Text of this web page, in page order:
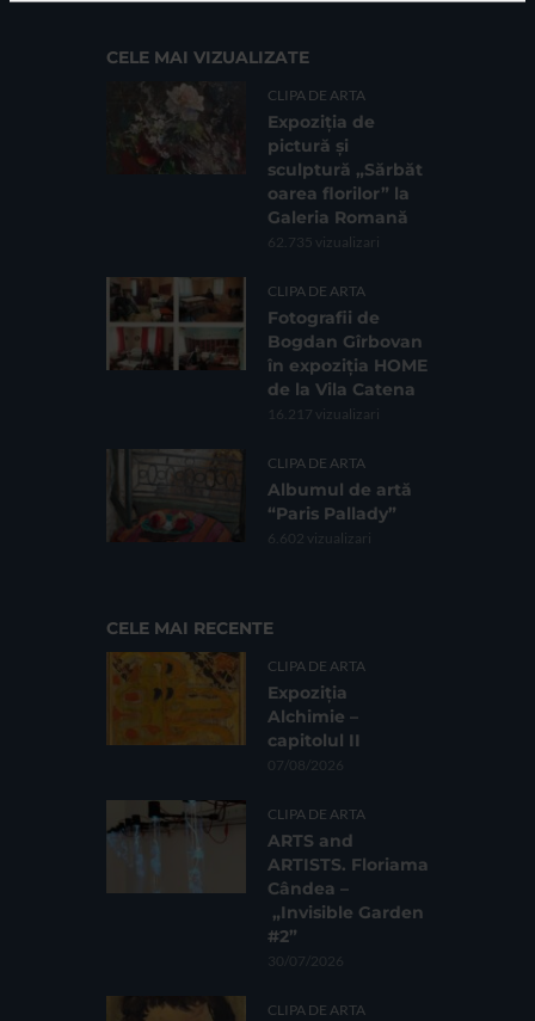
CELE MAI VIZUALIZATE
CLIPA DE ARTA
Expoziția de
pictură și
sculptură „Sărbăt
oarea florilor” la
Galeria Romană
62.735 vizualizari
CLIPA DE ARTA
Fotografii de
Bogdan Gîrbovan
în expoziția HOME
de la Vila Catena
16.217 vizualizari
CLIPA DE ARTA
Albumul de artă
“Paris Pallady”
6.602 vizualizari
CELE MAI RECENTE
CLIPA DE ARTA
Expoziția
Alchimie –
capitolul II
07/08/2026
CLIPA DE ARTA
ARTS and
ARTISTS. Floriama
Cândea –
„Invisible Garden
#2”
30/07/2026
CLIPA DE ARTA